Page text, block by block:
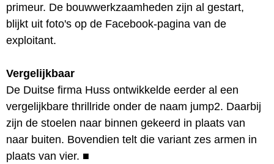
primeur. De bouwwerkzaamheden zijn al gestart,
blijkt uit foto's op de Facebook-pagina van de
exploitant.
Vergelijkbaar
De Duitse firma Huss ontwikkelde eerder al een
vergelijkbare thrillride onder de naam jump2. Daarbij
zijn de stoelen naar binnen gekeerd in plaats van
naar buiten. Bovendien telt die variant zes armen in
plaats van vier. ■